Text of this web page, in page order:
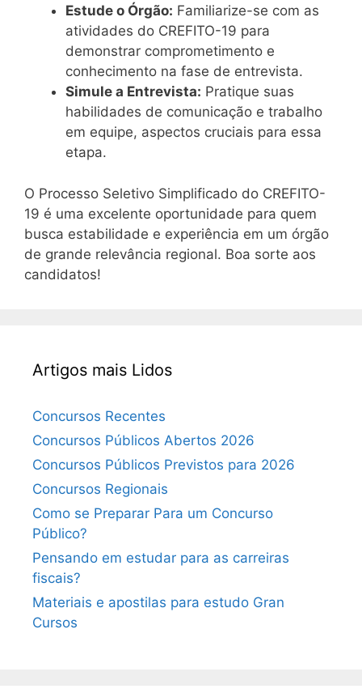
Estude o Órgão: Familiarize-se com as
atividades do CREFITO-19 para
demonstrar comprometimento e
conhecimento na fase de entrevista.
Simule a Entrevista: Pratique suas
habilidades de comunicação e trabalho
em equipe, aspectos cruciais para essa
etapa.
O Processo Seletivo Simplificado do CREFITO-
19 é uma excelente oportunidade para quem
busca estabilidade e experiência em um órgão
de grande relevância regional. Boa sorte aos
candidatos!
Artigos mais Lidos
Concursos Recentes
Concursos Públicos Abertos 2026
Concursos Públicos Previstos para 2026
Concursos Regionais
Como se Preparar Para um Concurso
Público?
Pensando em estudar para as carreiras
fiscais?
Materiais e apostilas para estudo Gran
Cursos